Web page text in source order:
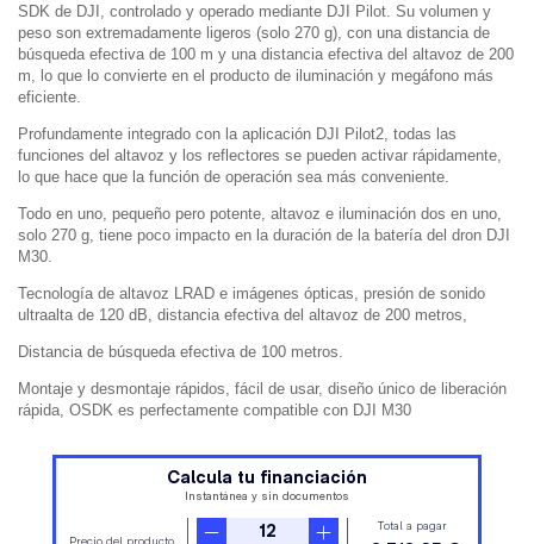
SDK de DJI, controlado y operado mediante DJI Pilot. Su volumen y
peso son extremadamente ligeros (solo 270 g), con una distancia de
búsqueda efectiva de 100 m y una distancia efectiva del altavoz de 200
m, lo que lo convierte en el producto de iluminación y megáfono más
eficiente.
Profundamente integrado con la aplicación DJI Pilot2, todas las
funciones del altavoz y los reflectores se pueden activar rápidamente,
lo que hace que la función de operación sea más conveniente.
Todo en uno, pequeño pero potente, altavoz e iluminación dos en uno,
solo 270 g, tiene poco impacto en la duración de la batería del dron DJI
M30.
Tecnología de altavoz LRAD e imágenes ópticas, presión de sonido
ultraalta de 120 dB, distancia efectiva del altavoz de 200 metros,
Distancia de búsqueda efectiva de 100 metros.
Montaje y desmontaje rápidos, fácil de usar, diseño único de liberación
rápida, OSDK es perfectamente compatible con DJI M30